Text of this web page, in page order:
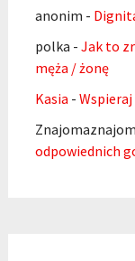
anonim -
polka - Jak to
męża / żonę
Kasia -
odpowiednich